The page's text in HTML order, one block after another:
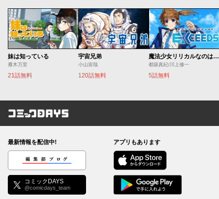
妹は知っている
雁木万里
21話無料
宇宙兄弟
小山宙哉
120話無料
魔法少女リリカルなのは EXCEEDS
都築真紀/川上修一
5話無料
コミックDAYS
最新情報を配信中!
編集部ブログ
コミックDAYS
@comicdays_team
アプリもあります